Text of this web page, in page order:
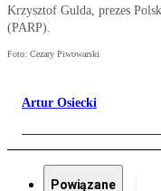
Krzysztof Gulda, prezes
(PARP).
Foto: Cezary Piwowarski
Artur Osiecki
Powiązane